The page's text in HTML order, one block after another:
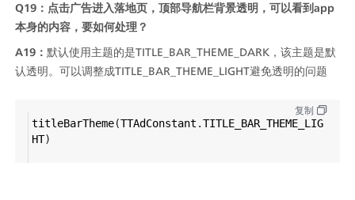
Q19：点击广告进入落地页，顶部导航栏背景透明，可以看到app
本身的内容，要如何处理？
A19：默认使用主题的是TITLE_BAR_THEME_DARK，该主题是默
认透明。可以调整成TITLE_BAR_THEME_LIGHT避免透明的问题
复制
titleBarTheme(TTAdConstant .TITLE_BAR_THEME_LIG
HT)